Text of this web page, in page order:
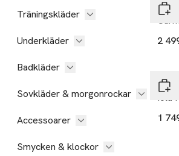
Träningskläder
Underkläder
Badkläder
Sovkläder & morgonrockar
Accessoarer
Smycken & klockor
2
Iola
1